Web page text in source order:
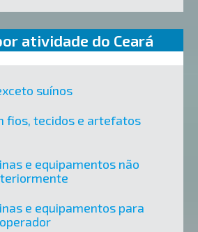
atividade do Ceará
suínos
fios, tecidos e artefatos
e equipamentos não
e equipamentos para